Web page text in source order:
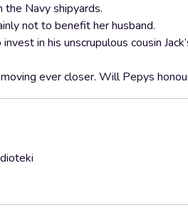
the Navy shipyards.
not to benefit her husband.
in his unscrupulous cousin
ever closer. Will Pepys